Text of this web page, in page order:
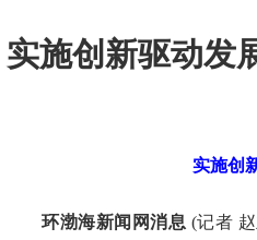
实施创新驱动发
实施创
环渤海新闻网消息 (记者